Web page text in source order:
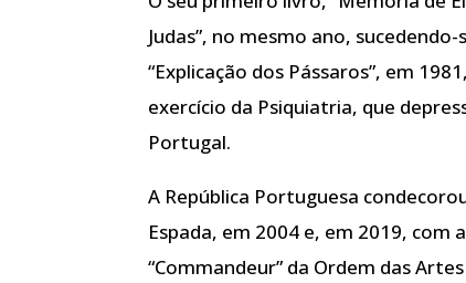
Judas”, no mesmo ano,
“Explicação dos Pássaros”, em
exercício da Psiquiatria, que
Portugal.
A República Portuguesa
Espada, em 2004 e, em 2019, com
“Commandeur” da Ordem das